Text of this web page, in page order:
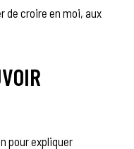
de croire en moi, aux
pour expliquer